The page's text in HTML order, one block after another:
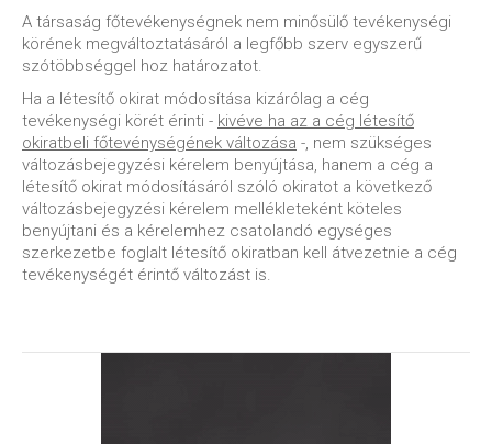
A társaság főtevékenységnek nem minősülő tevékenységi
körének megváltoztatásáról a legfőbb szerv egyszerű
szótöbbséggel hoz határozatot.
Ha a létesítő okirat módosítása kizárólag a cég
tevékenységi körét érinti - kivéve ha az a cég létesítő
okiratbeli főtevénységének változása -, nem szükséges
változásbejegyzési kérelem benyújtása, hanem a cég a
létesítő okirat módosításáról szóló okiratot a következő
változásbejegyzési kérelem mellékleteként köteles
benyújtani és a kérelemhez csatolandó egységes
szerkezetbe foglalt létesítő okiratban kell átvezetnie a cég
tevékenységét érintő változást is.